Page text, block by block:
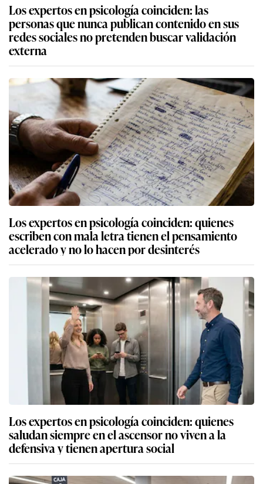
Los expertos en psicología coinciden: las
personas que nunca publican contenido en sus
redes sociales no pretenden buscar validación
externa
Los expertos en psicología coinciden: quienes
escriben con mala letra tienen el pensamiento
acelerado y no lo hacen por desinterés
Los expertos en psicología coinciden: quienes
saludan siempre en el ascensor no viven a la
defensiva y tienen apertura social